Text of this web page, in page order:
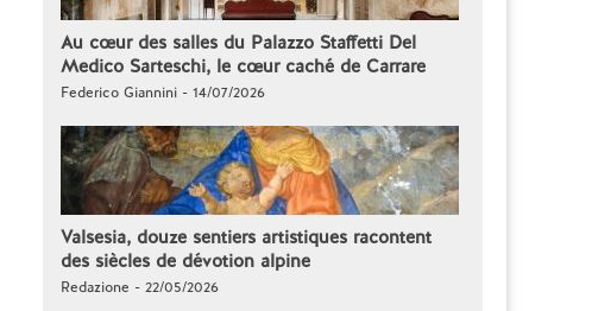
Au cœur des salles du Palazzo Staffetti Del
Medico Sarteschi, le cœur caché de Carrare
Federico Giannini - 14/07/2026
Valsesia, douze sentiers artistiques racontent
des siècles de dévotion alpine
Redazione - 22/05/2026